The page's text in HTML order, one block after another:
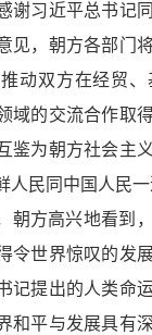
谢习近平总书记
见，朝方各部门
动双方在经贸
域的交流合作取
鉴为朝方社会主
人民同中国人民一
朝方高兴地看到
令世界惊叹的发
记提出的人类命
和平与发展具有